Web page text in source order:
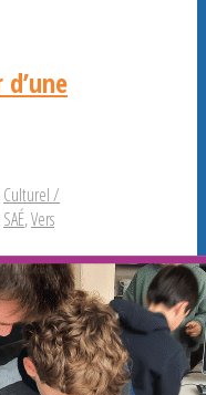
Culturel /
SAÉ,Vers